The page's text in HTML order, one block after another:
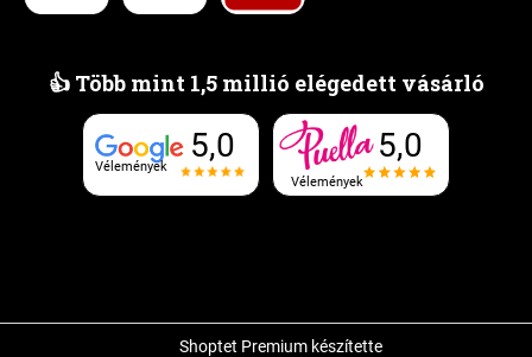
👍 Több mint 1,5 millió elégedett vásárló
Vélemények
5,0
Vélemények
5,0
Shoptet Premium készítette